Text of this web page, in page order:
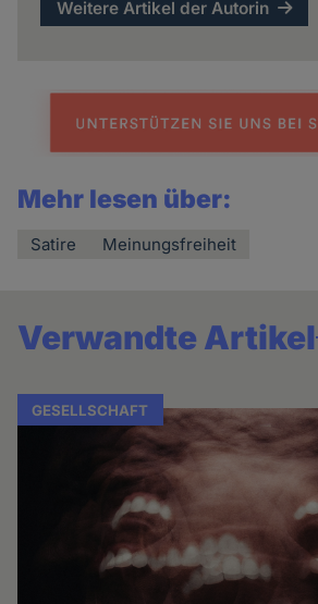
Weitere Artikel der Autorin
Mehr lesen über:
Satire Meinungsfreiheit
Verwandte Artikel
GESELLSCHAFT